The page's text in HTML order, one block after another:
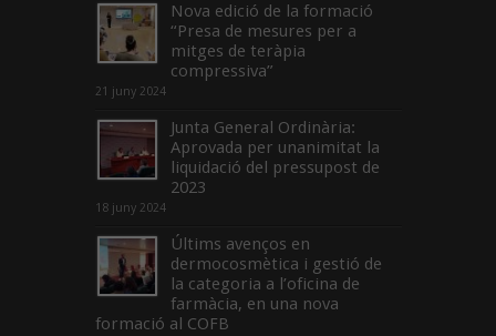
Nova edició de la formació
“Presa de mesures per a
mitges de teràpia
compressiva”
21 juny 2024
Junta General Ordinària:
Aprovada per unanimitat la
liquidació del pressupost de
2023
18 juny 2024
Últims avenços en
dermocosmètica i gestió de
la categoria a l’oficina de
farmàcia, en una nova
formació al COFB